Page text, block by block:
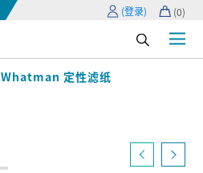
(登录) (0)
Whatman 定性滤纸